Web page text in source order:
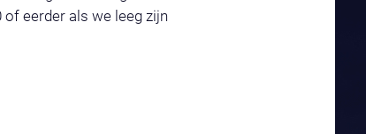
of eerder als we leeg zijn